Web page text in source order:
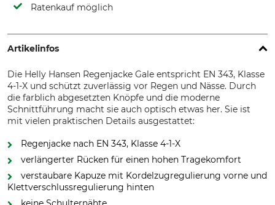
Ratenkauf möglich
Artikelinfos
Die Helly Hansen Regenjacke Gale entspricht EN 343, Klasse
4-1-X und schützt zuverlässig vor Regen und Nässe. Durch
die farblich abgesetzten Knöpfe und die moderne
Schnittführung macht sie auch optisch etwas her. Sie ist
mit vielen praktischen Details ausgestattet:
Regenjacke nach EN 343, Klasse 4-1-X
verlängerter Rücken für einen hohen Tragekomfort
verstaubare Kapuze mit Kordelzugregulierung vorne und
Klettverschlussregulierung hinten